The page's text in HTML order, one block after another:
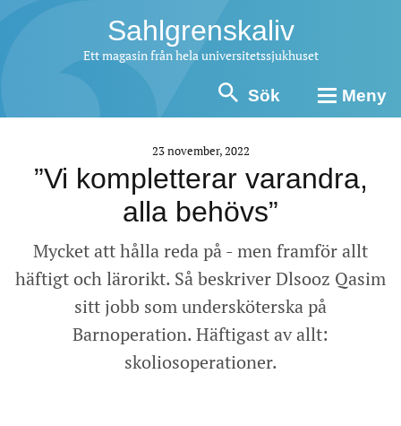
Sahlgrenskaliv
Ett magasin från hela universitetssjukhuset
Sök Meny
23 november, 2022
”Vi kompletterar varandra,
alla behövs”
Mycket att hålla reda på - men framför allt
häftigt och lärorikt. Så beskriver Dlsooz Qasim
sitt jobb som undersköterska på
Barnoperation. Häftigast av allt:
skoliosoperationer.